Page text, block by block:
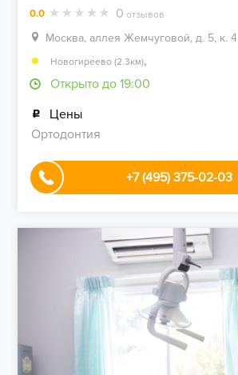
0.0 0 отзывов
Москва, аллея Жемчуговой, д. 5, к. 4
Новогиреево (2.3км),
Открыто до 19:00
Цены
Ортодонтия
+7 (495) 375-02-03